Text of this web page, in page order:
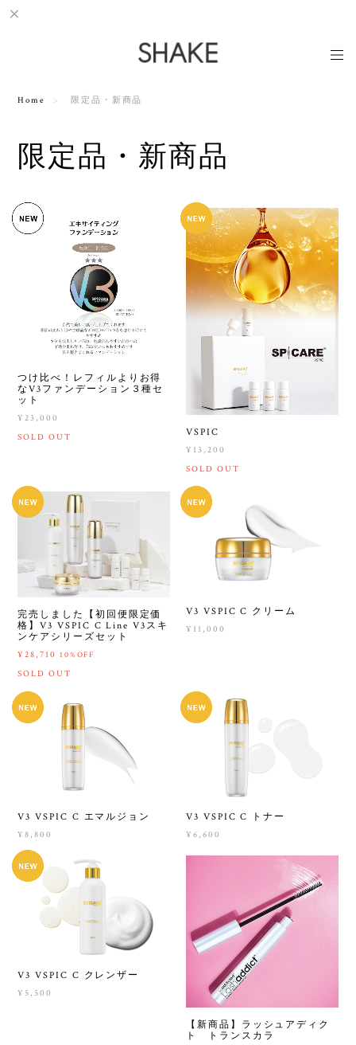
Home 限定品・新商品
限定品・新商品
つけ比べ！レフィルよりお得
なV3ファンデーション３種セ
ット
¥23,000
SOLD OUT
VSPIC
¥13,200
SOLD OUT
完売しました【初回便限定価
格】V3 VSPIC C Line V3スキ
ンケアシリーズセット
¥28,710 10%OFF
SOLD OUT
V3 VSPIC C クリーム
¥11,000
V3 VSPIC C エマルジョン
¥8,800
V3 VSPIC C トナー
¥6,600
V3 VSPIC C クレンザー
¥5,500
【新商品】ラッシュアディク
ト トランスカラ